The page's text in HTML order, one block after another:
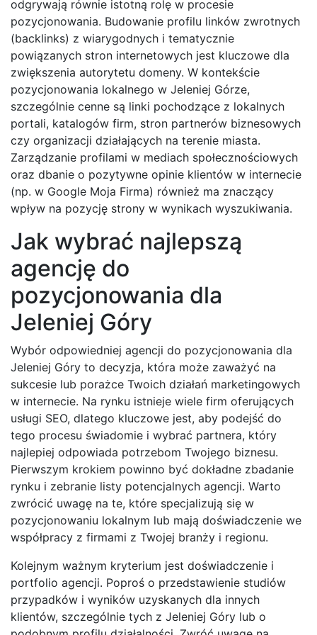
odgrywają równie istotną rolę w procesie
pozycjonowania. Budowanie profilu linków zwrotnych
(backlinks) z wiarygodnych i tematycznie
powiązanych stron internetowych jest kluczowe dla
zwiększenia autorytetu domeny. W kontekście
pozycjonowania lokalnego w Jeleniej Górze,
szczególnie cenne są linki pochodzące z lokalnych
portali, katalogów firm, stron partnerów biznesowych
czy organizacji działających na terenie miasta.
Zarządzanie profilami w mediach społecznościowych
oraz dbanie o pozytywne opinie klientów w internecie
(np. w Google Moja Firma) również ma znaczący
wpływ na pozycję strony w wynikach wyszukiwania.
Jak wybrać najlepszą
agencję do
pozycjonowania dla
Jeleniej Góry
Wybór odpowiedniej agencji do pozycjonowania dla
Jeleniej Góry to decyzja, która może zaważyć na
sukcesie lub porażce Twoich działań marketingowych
w internecie. Na rynku istnieje wiele firm oferujących
usługi SEO, dlatego kluczowe jest, aby podejść do
tego procesu świadomie i wybrać partnera, który
najlepiej odpowiada potrzebom Twojego biznesu.
Pierwszym krokiem powinno być dokładne zbadanie
rynku i zebranie listy potencjalnych agencji. Warto
zwrócić uwagę na te, które specjalizują się w
pozycjonowaniu lokalnym lub mają doświadczenie we
współpracy z firmami z Twojej branży i regionu.
Kolejnym ważnym kryterium jest doświadczenie i
portfolio agencji. Poproś o przedstawienie studiów
przypadków i wyników uzyskanych dla innych
klientów, szczególnie tych z Jeleniej Góry lub o